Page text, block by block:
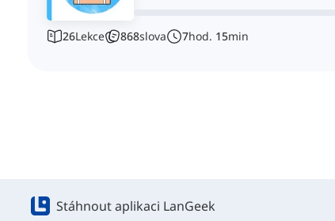
26Lekce 868slova 7hod. 15min
Stáhnout aplikaci LanGeek